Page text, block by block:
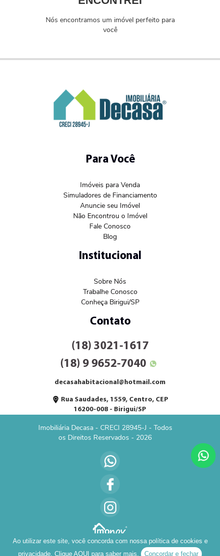
Ao utilizar este site, você concorda com nossa política de cookies e
privacidade. Clique AQUI para saber mais. Concordar e fechar
Nós encontramos um imóvel perfeito para
você
Para Você
Imóveis para Venda
Simuladores de Financiamento
Anuncie seu Imóvel
Não Encontrou o Imóvel
Fale Conosco
Blog
Institucional
Sobre Nós
Trabalhe Conosco
Conheça Birigui/SP
Contato
(18) 3021-1617
(18) 9 9652-7040
decasahabitacional@hotmail.com
Rua Saudades, 1559, Centro, CEP
16200-008 - Birigui/SP
Imobiliária Decasa - CRECI 28945-J - Todos
os Direitos Reservados - 2026